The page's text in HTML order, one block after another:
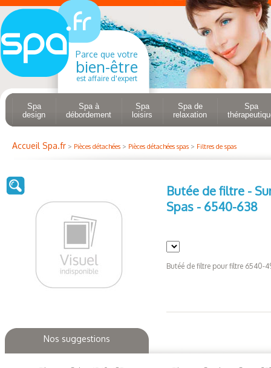
Parce que votre
bien-être
est affaire d'expert
Spa
design
Spa à
débordement
Spa
loisirs
Spa de
relaxation
Spa
Accueil Spa.fr > Pièces détachées > Pièces détachées spas > Filtres de spas
Butée de filtre -
Spas - 6540-638
Butéé de filtre pour filtre 6540-
Nos suggestions